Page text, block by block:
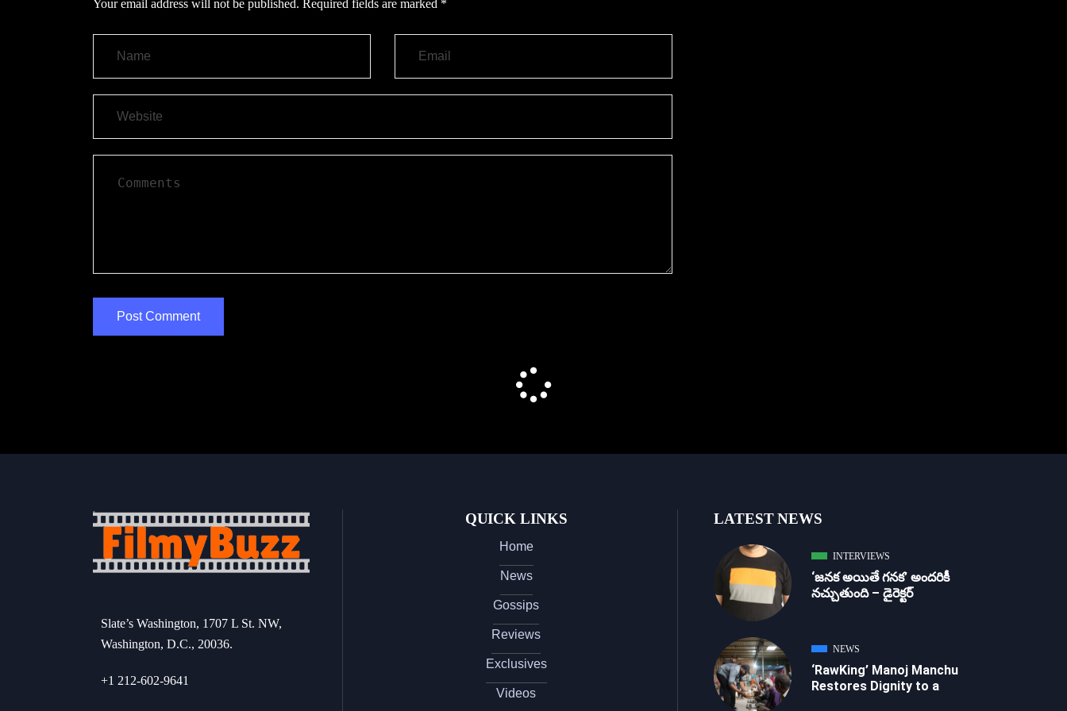
Your email address will not be published. Required fields are marked *
Slate’s Washington, 1707 L St. NW,
Washington, D.C., 20036.
+1 212-602-9641
QUICK LINKS
Home
News
Gossips
Reviews
Exclusives
Videos
LATEST NEWS
INTERVIEWS
‘జ‌న‌క అయితే గ‌న‌క‌’ అందరికీ
నచ్చుతుంది – డైరెక్ట‌ర్
NEWS
‘RawKing’ Manoj Manchu
Restores Dignity to a